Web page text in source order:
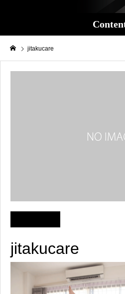
jitakucare
jitakucare